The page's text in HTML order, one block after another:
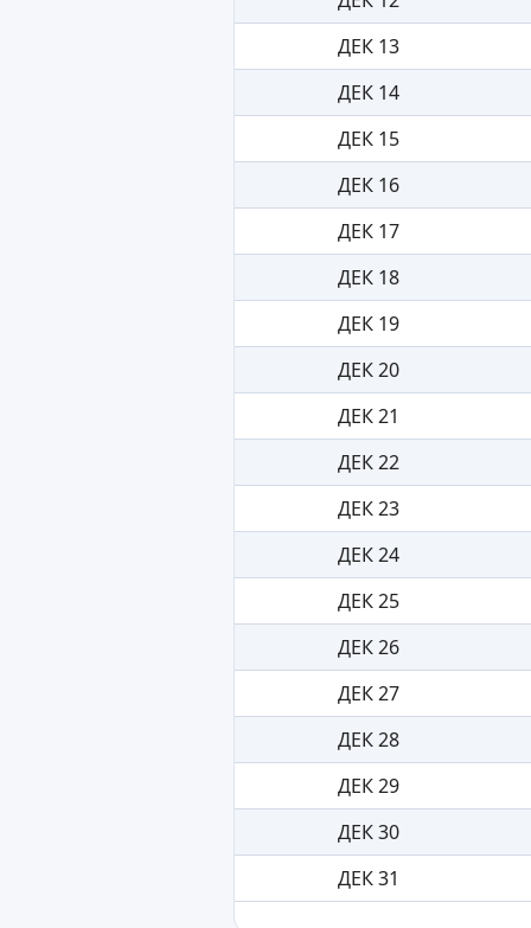
ДЕК 13
ДЕК 14
ДЕК 15
ДЕК 16
ДЕК 17
ДЕК 18
ДЕК 19
ДЕК 20
ДЕК 21
ДЕК 22
ДЕК 23
ДЕК 24
ДЕК 25
ДЕК 26
ДЕК 27
ДЕК 28
ДЕК 29
ДЕК 30
ДЕК 31